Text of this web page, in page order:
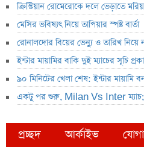
ক্রিস্টিয়ান রোমেরোকে দলে ভেড়াতে
মেসির ভবিষ্যৎ নিয়ে তাপিয়ার স্পষ্ট বার্তা
রোনালদোর বিয়ের ভেন্যু ও তারিখ
ইন্টার মায়ামির বাকি দুই ম্যাচের সূচি
৯০ মিনিটের খেলা শেষ: ইন্টার
একটু পর শুরু, Milan Vs Inter ম্যাচ;
প্রচ্ছদ আর্কাইভ